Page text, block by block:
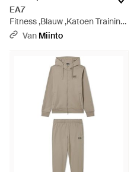
EA7
Fitness ,Blauw ,Katoen Training
Sets - Blauw
Van Miinto